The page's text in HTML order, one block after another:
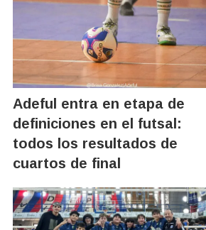
Adeful entra en etapa de
definiciones en el futsal:
todos los resultados de
cuartos de final